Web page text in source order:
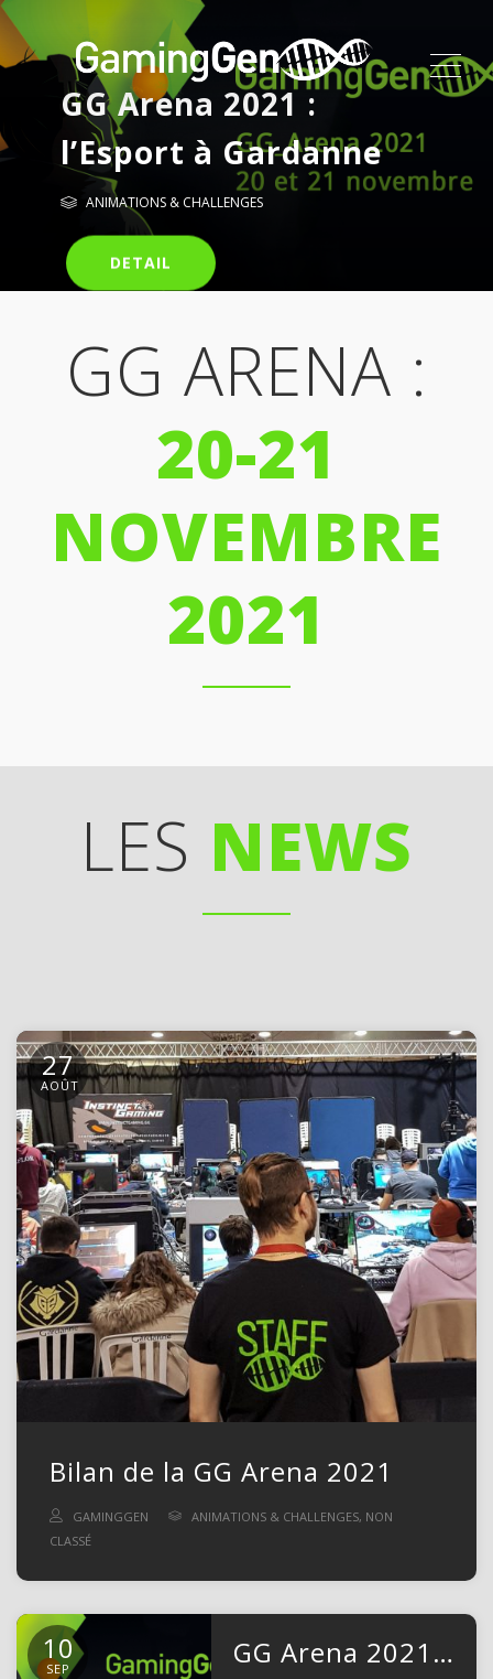
GG Arena 2021 :
l’Esport à Gardanne
ANIMATIONS & CHALLENGES
DETAIL
GG ARENA :
20-21
NOVEMBRE
2021
LES NEWS
27
AOÛT
Bilan de la GG Arena 2021
GAMINGGEN ANIMATIONS & CHALLENGES, NON
CLASSÉ
10
SEP GG Arena 2021 : l’Esport à Gardanne